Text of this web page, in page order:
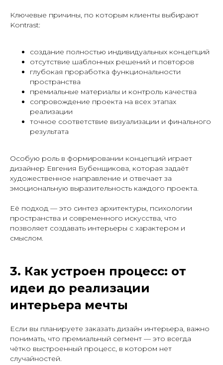
Ключевые причины, по которым клиенты выбирают
Kontrast:
создание полностью индивидуальных концепций
отсутствие шаблонных решений и повторов
глубокая проработка функциональности
пространства
премиальные материалы и контроль качества
сопровождение проекта на всех этапах
реализации
точное соответствие визуализации и финального
результата
Особую роль в формировании концепций играет
дизайнер Евгения Бубенщикова, которая задаёт
художественное направление и отвечает за
эмоциональную выразительность каждого проекта.
Её подход — это синтез архитектуры, психологии
пространства и современного искусства, что
позволяет создавать интерьеры с характером и
смыслом.
3. Как устроен процесс: от
идеи до реализации
интерьера мечты
Если вы планируете заказать дизайн интерьера, важно
понимать, что премиальный сегмент — это всегда
чётко выстроенный процесс, в котором нет
случайностей.